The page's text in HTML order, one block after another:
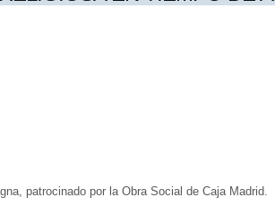
patrocinado por la Obra Social de Caja Madrid.